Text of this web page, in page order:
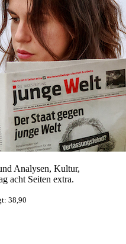
Analysen, Kultur,
acht Seiten extra.
38,90